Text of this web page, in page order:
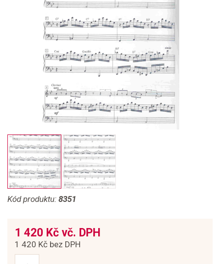
Kód produktu: 8351
1 420 Kč vč. DPH
1 420 Kč bez DPH